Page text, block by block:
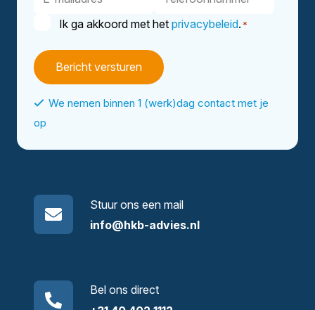
Instemming
Ik ga akkoord met het privacybeleid. *
We nemen binnen 1 (werk)dag contact met je
op
Stuur ons een mail
info@hkb-advies.nl
Bel ons direct